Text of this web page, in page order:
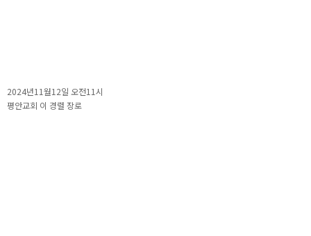
2024년11월12일 오전11시
평안교회 이 경렬 장로